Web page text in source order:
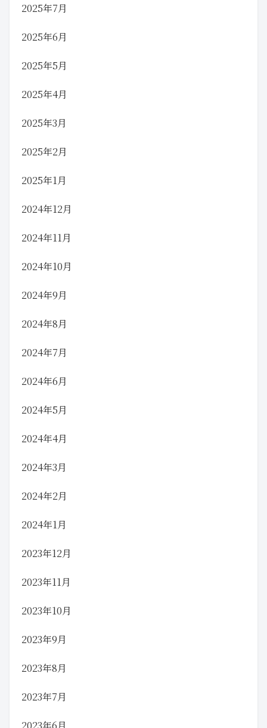
2025年7月
2025年6月
2025年5月
2025年4月
2025年3月
2025年2月
2025年1月
2024年12月
2024年11月
2024年10月
2024年9月
2024年8月
2024年7月
2024年6月
2024年5月
2024年4月
2024年3月
2024年2月
2024年1月
2023年12月
2023年11月
2023年10月
2023年9月
2023年8月
2023年7月
2023年6月